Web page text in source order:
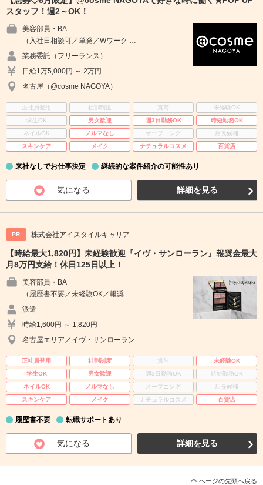
スタッフ！週2～OK！
美容部員・BA
（入社日相談可／単発／Wワーク …
業務委託（フリーランス）
日給1万5,000円 ～ 2万円
名古屋（@cosme NAGOYA）
正社員登用 社割制度 賞与
未経験OK
学生OK
男女歓迎 週3日勤務OK
時短勤務OK
ネイルOK
ノルマなし オープニング
店長候補
スキンケア
メイク ナチュラルコスメ 百貨店
来社なしでお仕事決定 継続的な案件紹介の可能性あり
気になる 詳細を見る
PR 株式会社アイスタイルキャリア
【時給最大1,820円】未経験歓迎『イヴ・サンローラン』報奨金最大
月8万円支給！休日125日以上！
美容部員・BA
（履歴書不要／未経験OK／報奨 …
派遣
時給1,600円 ～ 1,820円
名古屋エリア／イヴ・サンローラン
正社員登用 社割制度 賞与
未経験OK
学生OK
男女歓迎 週3日勤務OK
時短勤務OK
ネイルOK
ノルマなし オープニング
店長候補
スキンケア
メイク ナチュラルコスメ 百貨店
履歴書不要 転職サポートあり
気になる 詳細を見る
ページの先頭へ戻る